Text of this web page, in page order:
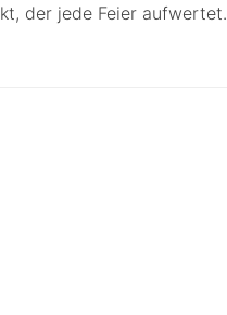
der jede Feier aufwertet.